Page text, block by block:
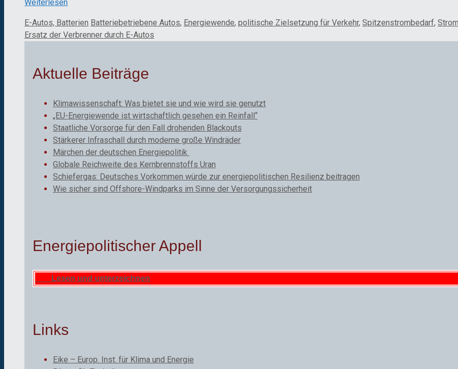
Weiterlesen
Kategorien
E-Autos, Batterien Schlagwörter
Batteriebetriebene Autos, Energiewende, politische Zielsetzung für Verkehr, Spitzenstrombedarf,
Ersatz der Verbrenner durch E-Autos
Aktuelle Beiträge
Klimawissenschaft: Was bietet sie und wie wird sie genutzt
„EU-Energiewende ist wirtschaftlich gesehen ein Reinfall“
Staatliche Vorsorge für den Fall drohenden Blackouts
Stärkerer Infraschall durch moderne große Windräder
Märchen der deutschen Energiepolitik
Globale Reichweite des Kernbrennstoffs Uran
Schiefergas: Deutsches Vorkommen würde zur energiepolitischen Resilienz beitragen
Wie sicher sind Offshore-Windparks im Sinne der Versorgungssicherheit
Energiepolitischer Appell
Lesen und unterzeichnen
Links
Eike – Europ. Inst. für Klima und Energie